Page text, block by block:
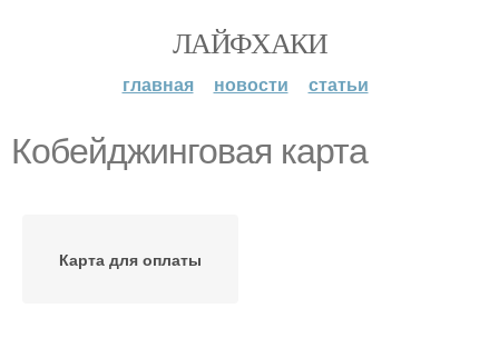
ЛАЙФХАКИ
главная новости статьи
Кобейджинговая карта
Карта для оплаты